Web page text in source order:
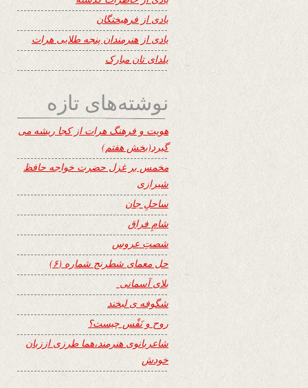
یادی از فرهیختگان
یادی از هنرمندان پنجه طلایی هرات
یلدای تان مبارک
نوشته‌های تازه
هویت و فرهنگ هرات از کجا ریشه می
گیرد(بخش هفتم)
مخمس بر غزل حضرت خواجه حافظ
شیرازی
ساحلِ جان
شامِ فراق
شصتِ عروس
حل معمای شطرنج شماره (۶)
بلای آسمانی
شگوفه ى لبخند
روح و نَفْس چیست؟
شاعربانوی هنرمند،هما طرزی اززبان
خودش